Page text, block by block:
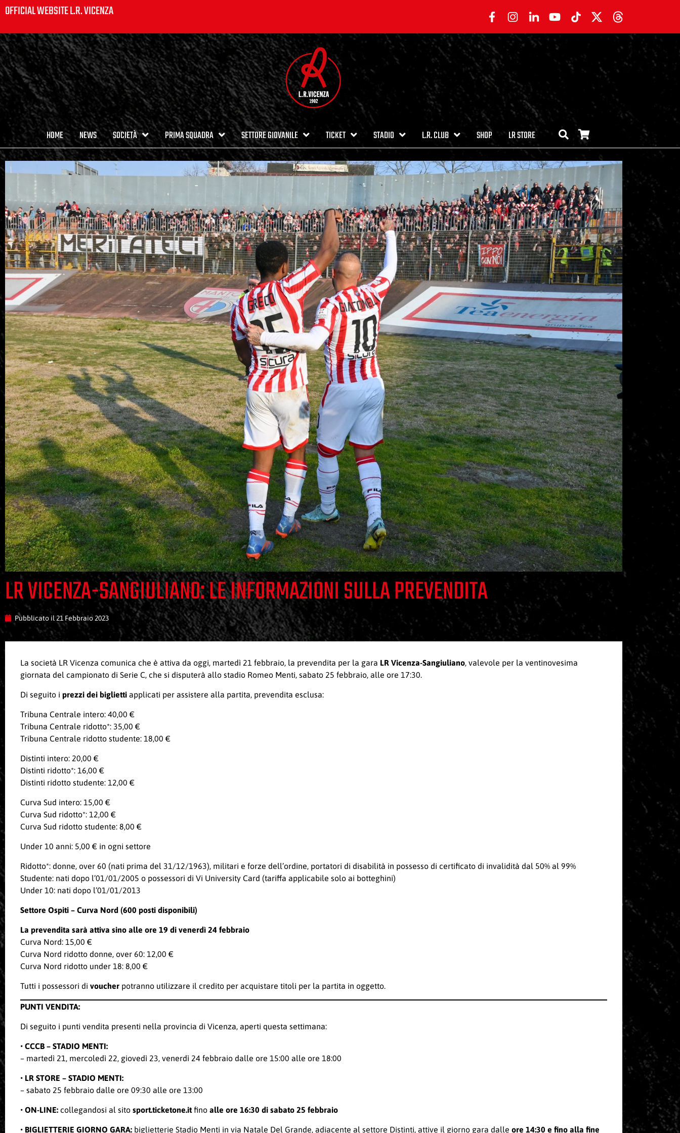
OFFICIAL WEBSITE L.R. VICENZA
HOME NEWS SOCIETÀ PRIMA SQUADRA SETTORE GIOVANILE TICKET STADIO L.R. CLUB SHOP LR STORE
LR VICENZA-SANGIULIANO: LE INFORMAZIONI SULLA PREVENDITA
Pubblicato il21 Febbraio 2023
La società LR Vicenza comunica che è attiva da oggi, martedì 21 febbraio, la prevendita per la gara LR Vicenza-Sangiuliano, valevole per la ventinovesima
giornata del campionato di Serie C, che si disputerà allo stadio Romeo Menti, sabato 25 febbraio, alle ore 17:30.
Di seguito i prezzi dei biglietti applicati per assistere alla partita, prevendita esclusa:
Tribuna Centrale intero: 40,00 €
Tribuna Centrale ridotto*: 35,00 €
Tribuna Centrale ridotto studente: 18,00 €
Distinti intero: 20,00 €
Distinti ridotto*: 16,00 €
Distinti ridotto studente: 12,00 €
Curva Sud intero: 15,00 €
Curva Sud ridotto*: 12,00 €
Curva Sud ridotto studente: 8,00 €
Under 10 anni: 5,00 € in ogni settore
Ridotto*: donne, over 60 (nati prima del 31/12/1963), militari e forze dell’ordine, portatori di disabilità in possesso di certificato di invalidità dal 50% al 99%
Studente: nati dopo l’01/01/2005 o possessori di Vi University Card (tariffa applicabile solo ai botteghini)
Under 10: nati dopo l’01/01/2013
Settore Ospiti – Curva Nord (600 posti disponibili)
La prevendita sarà attiva sino alle ore 19 di venerdì 24 febbraio
Curva Nord: 15,00 €
Curva Nord ridotto donne, over 60: 12,00 €
Curva Nord ridotto under 18: 8,00 €
Tutti i possessori di voucher potranno utilizzare il credito per acquistare titoli per la partita in oggetto.
PUNTI VENDITA:
Di seguito i punti vendita presenti nella provincia di Vicenza, aperti questa settimana:
• CCCB – STADIO MENTI:
– martedì 21, mercoledì 22, giovedì 23, venerdì 24 febbraio dalle ore 15:00 alle ore 18:00
• LR STORE – STADIO MENTI:
– sabato 25 febbraio dalle ore 09:30 alle ore 13:00
• ON-LINE: collegandosi al sito sport.ticketone.itfino alle ore 16:30 di sabato 25 febbraio
• BIGLIETTERIE GIORNO GARA: biglietterie Stadio Menti in via Natale Del Grande, adiacente al settore Distinti, attive il giorno gara dalle ore 14:30 e fino alla fine